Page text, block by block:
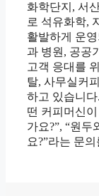
화학단지, 서
로 석유화학,
활발하게 운
과 병원, 공공
고객 응대를
탈, 사무실커
하고 있습니
떤 커피머신
가요?”, “원
요?”라는 문